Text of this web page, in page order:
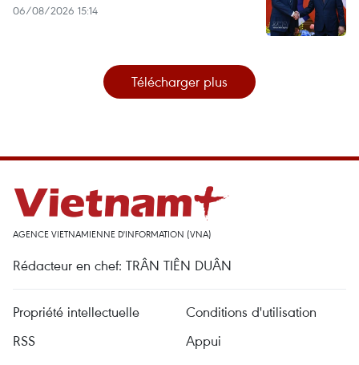
06/08/2026 15:14
Télécharger plus
AGENCE VIETNAMIENNE D'INFORMATION (VNA)
Rédacteur en chef: TRÂN TIÊN DUÂN
Propriété intellectuelle
Conditions d'utilisation
RSS
Appui